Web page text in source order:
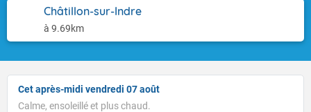
Châtillon-sur-Indre
à 9.69km
Cet après-midi vendredi 07 août
Calme, ensoleillé et plus chaud.